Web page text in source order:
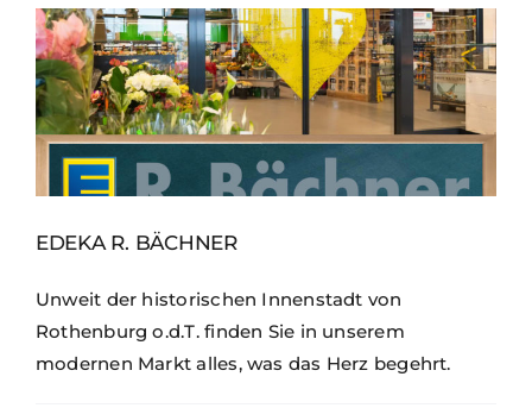
EDEKA R. BÄCHNER
Unweit der historischen Innenstadt von
Rothenburg o.d.T. finden Sie in unserem
modernen Markt alles, was das Herz begehrt.